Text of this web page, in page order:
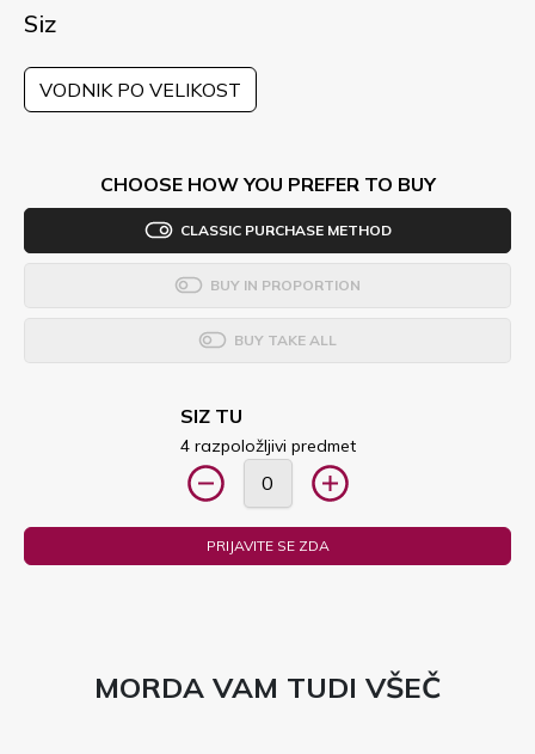
Siz
VODNIK PO VELIKOST
CHOOSE HOW YOU PREFER TO BUY
CLASSIC PURCHASE METHOD
BUY IN PROPORTION
BUY TAKE ALL
SIZ TU
4 razpoložljivi predmet
PRIJAVITE SE ZDA
MORDA VAM TUDI VŠEČ